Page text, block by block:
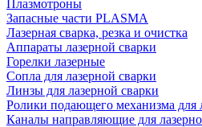
Плазмотроны
Запасные части PLASMA
Лазерная сварка, резка и очистка
Аппараты лазерной сварки
Горелки лазерные
Сопла для лазерной сварки
Линзы для лазерной сварки
Ролики подающего механизма для
Каналы направляющие для